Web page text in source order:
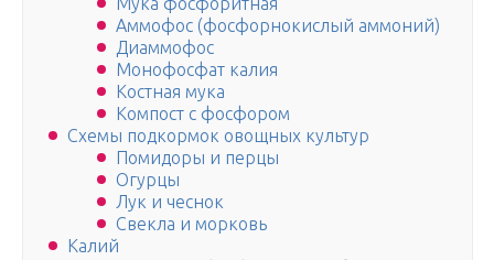
Аммофос (фосфорнокислый аммоний)
Диаммофос
Монофосфат калия
Костная мука
Компост с фосфором
Схемы подкормок овощных культур
Помидоры и перцы
Огурцы
Лук и чеснок
Свекла и морковь
Калий